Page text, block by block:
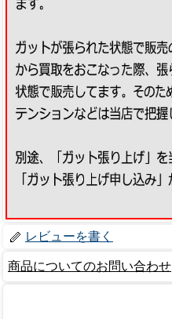
レビューを書く
商品についてのお問い合わせ